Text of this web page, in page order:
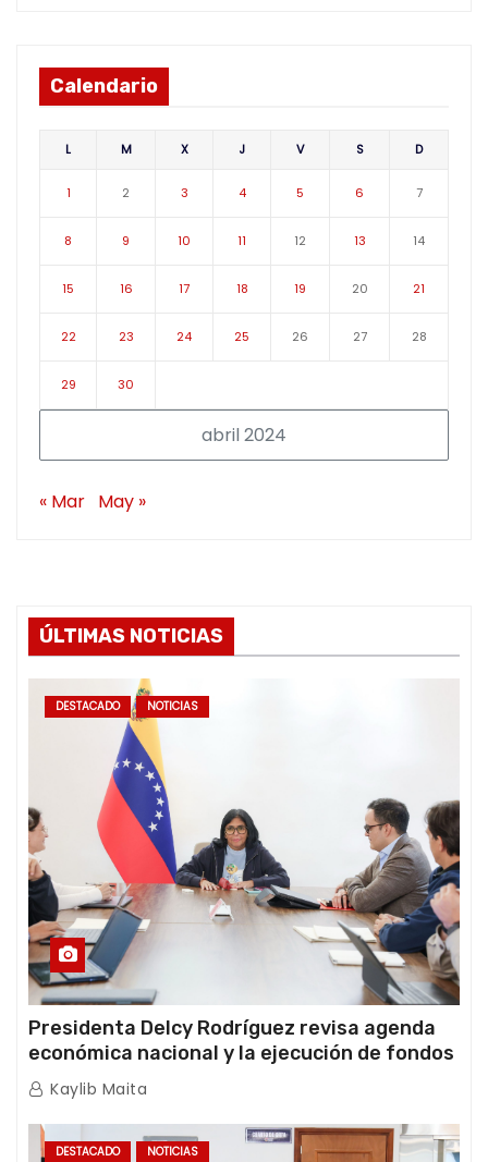
Calendario
abril 2024
L M X J V S D
1 2 3 4 5 6 7
8 9 10 11 12 13 14
15 16 17 18 19 20 21
22 23 24 25 26 27 28
29 30
« Mar May »
ÚLTIMAS NOTICIAS
DESTACADO NOTICIAS
Presidenta Delcy Rodríguez revisa agenda
económica nacional y la ejecución de fondos
de emergencia post-sismos
Kaylib Maita
DESTACADO NOTICIAS